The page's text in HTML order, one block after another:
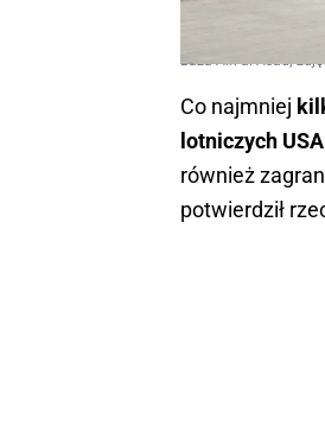
Baza Ain al-Asad;
Co najmniej
lotniczych
również
potwierdził